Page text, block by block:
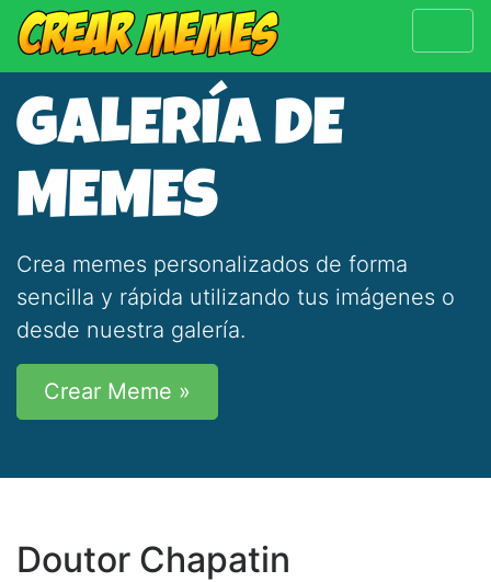
GALERÍA DE
MEMES
Crea memes personalizados de forma
sencilla y rápida utilizando tus imágenes o
desde nuestra galería.
Crear Meme »
Doutor Chapatin